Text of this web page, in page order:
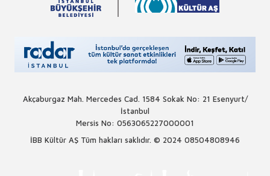
Akçaburgaz Mah. Mercedes Cad. 1584 Sokak No: 21 Esenyurt/
İstanbul
Mersis No: 0563065227000001
İBB Kültür AŞ Tüm hakları saklıdır. © 2024 08504808946